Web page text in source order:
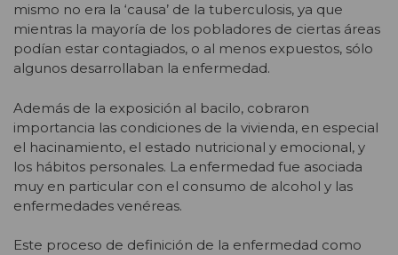
mismo no era la ‘causa’ de la tuberculosis, ya que
mientras la mayoría de los pobladores de ciertas áreas
podían estar contagiados, o al menos expuestos, sólo
algunos desarrollaban la enfermedad.
Además de la exposición al bacilo, cobraron
importancia las condiciones de la vivienda, en especial
el hacinamiento, el estado nutricional y emocional, y
los hábitos personales. La enfermedad fue asociada
muy en particular con el consumo de alcohol y las
enfermedades venéreas.
Este proceso de definición de la enfermedad como